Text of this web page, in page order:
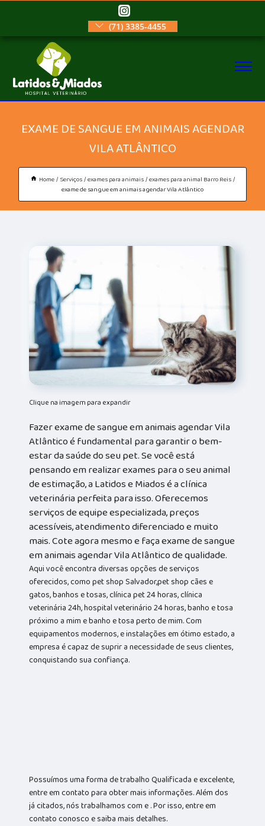
(71) 3385-4455
EXAME DE SANGUE EM ANIMAIS AGENDAR
VILA ATLÂNTICO
Home Serviços exames para animais exames para animal Barro Reis
exame de sangue em animais agendar Vila Atlântico
Clique na imagem para expandir
Fazer exame de sangue em animais agendar Vila
Atlântico é fundamental para garantir o bem-
estar da saúde do seu pet. Se você está
pensando em realizar exames para o seu animal
de estimação, a Latidos e Miados é a clínica
veterinária perfeita para isso. Oferecemos
serviços de equipe especializada, preços
acessíveis, atendimento diferenciado e muito
mais. Cote agora mesmo e faça exame de sangue
em animais agendar Vila Atlântico de qualidade.
Aqui você encontra diversas opções de serviços
oferecidos, como pet shop Salvador,pet shop cães e
gatos, banhos e tosas, clínica pet 24 horas, clínica
veterinária 24h, hospital veterinário 24 horas, banho e tosa
próximo a mim e banho e tosa perto de mim. Com
equipamentos modernos, e instalações em ótimo estado, a
empresa é capaz de suprir a necessidade de seus clientes,
conquistando sua confiança.
Possuímos uma forma de trabalho Qualificada e excelente,
entre em contato para obter mais informações. Além dos
já citados, nós trabalhamos com e . Por isso, entre em
contato conosco e saiba mais detalhes.